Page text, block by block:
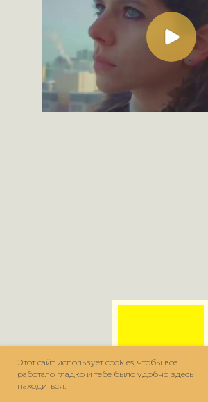
Этот сайт использует cookies, чтобы всё
работало гладко и тебе было удобно здесь
находиться.
@vere_nravitsya
Deep Gaze это не только визуал. Здесь все
намного глубже. Ты вроде бы выполняешь
задания, но ты копаешься в себе, что-то для себя